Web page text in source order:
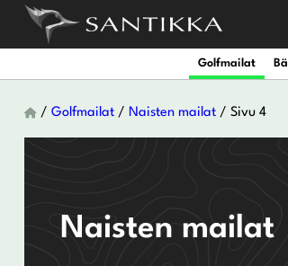
Golfmailat
Miesten Mini Draiverit Naisten väyläpuut
Miesten synteettiset hanskat Naisten
/ Golfmailat/ Naisten mailat/ Sivu 4
Naisten mailat